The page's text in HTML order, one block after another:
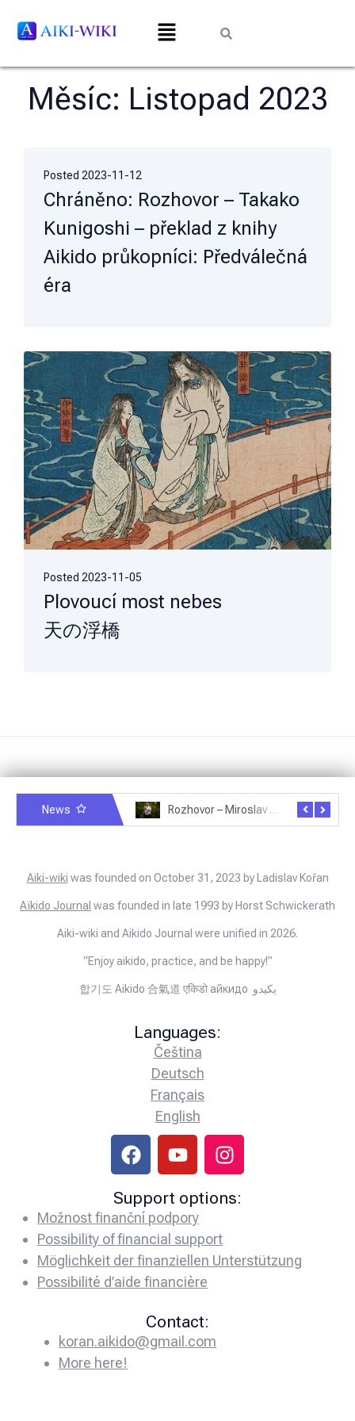
Měsíc: Listopad 2023
Posted 2023-11-12
Chráněno: Rozhovor – Takako
Kunigoshi – překlad z knihy
Aikido průkopníci: Předválečná
éra
Posted 2023-11-05
Plovoucí most nebes
天の浮橋
News Rozhovor – Miroslav Šmíd – 22.3.2025
Aiki-wiki was founded on October 31, 2023 by Ladislav Kořan
Aïkido Journal was founded in late 1993 by Horst Schwickerath
Aiki-wiki and Aikido Journal were unified in 2026.
“Enjoy aikido, practice, and be happy!”
합기도 Aikido 合氣道 एकिडो айкидо يكيدو
Languages:
Čeština
Deutsch
Français
English
Support options:
Možnost finanční podpory
Possibility of financial support
Möglichkeit der finanziellen Unterstützung
Possibilité d’aide financière
Contact:
koran.aikido@gmail.com
More here!